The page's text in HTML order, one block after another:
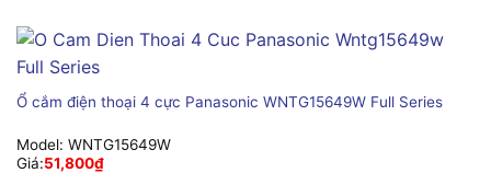
Ổ cắm điện thoại 4 cực Panasonic WNTG15649W Full Series
Model: WNTG15649W
Giá:51,800₫